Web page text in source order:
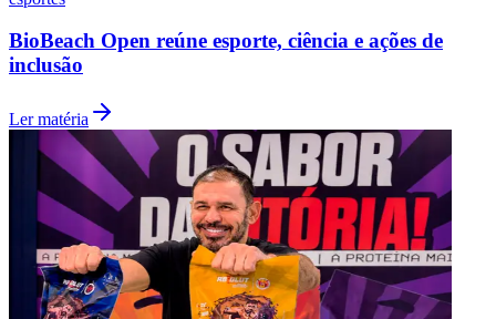
Botafogo
BioBeach Open reúne esporte, ciência e ações de
inclusão
Ler matéria